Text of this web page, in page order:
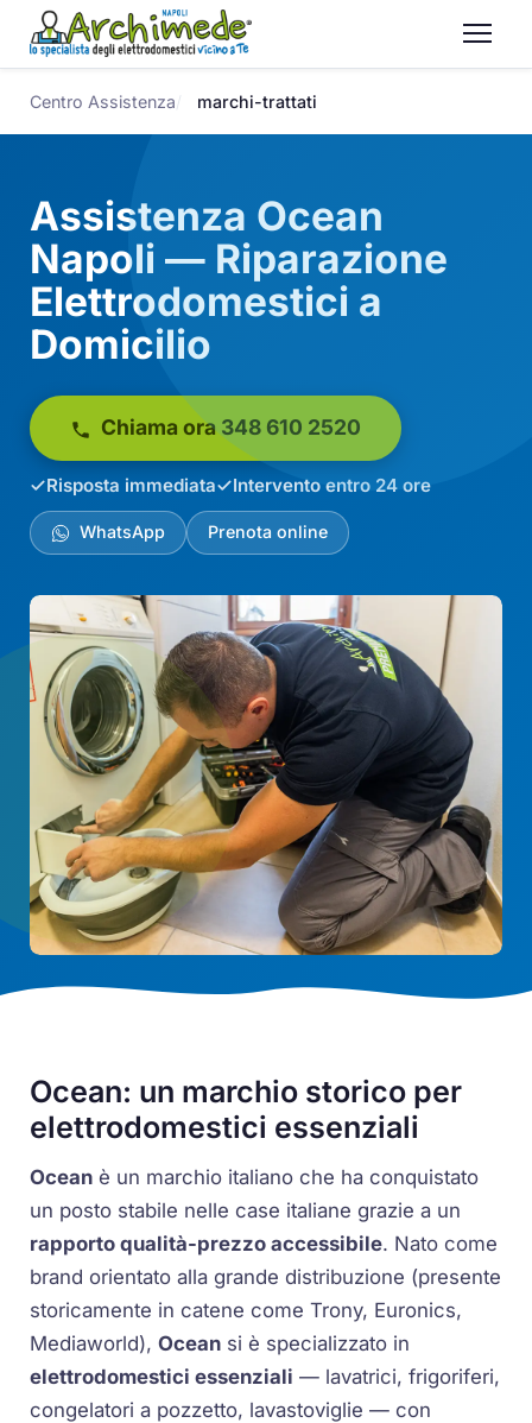
Centro Assistenza marchi-trattati
Assistenza Ocean
Napoli — Riparazione
Elettrodomestici a
Domicilio
Chiama ora 348 610 2520
Risposta immediata Intervento entro 24 ore
WhatsApp Prenota online
Ocean: un marchio storico per
elettrodomestici essenziali
Ocean è un marchio italiano che ha conquistato
un posto stabile nelle case italiane grazie a un
rapporto qualità-prezzo accessibile. Nato come
brand orientato alla grande distribuzione (presente
storicamente in catene come Trony, Euronics,
Mediaworld),Ocean si è specializzato in
elettrodomestici essenziali — lavatrici, frigoriferi,
congelatori a pozzetto, lavastoviglie — con